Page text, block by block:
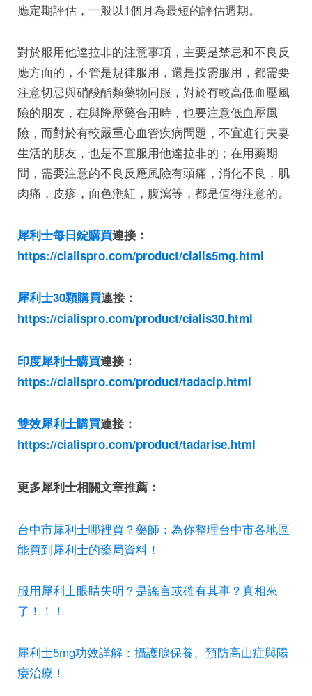
應定期評估，一般以1個月為最短的評估週期。
對於服用他達拉非的注意事項，主要是禁忌和不良反
應方面的，不管是規律服用，還是按需服用，都需要
注意切忌與硝酸酯類藥物同服，對於有較高低血壓風
險的朋友，在與降壓藥合用時，也要注意低血壓風
險，而對於有較嚴重心血管疾病問題，不宜進行夫妻
生活的朋友，也是不宜服用他達拉非的；在用藥期
間，需要注意的不良反應風險有頭痛，消化不良，肌
肉痛，皮疹，面色潮紅，腹瀉等，都是值得注意的。
犀利士每日錠購買連接：
https://cialispro.com/product/cialis5mg.html
犀利士30顆購買連接：
https://cialispro.com/product/cialis30.html
印度犀利士購買連接：
https://cialispro.com/product/tadacip.html
雙效犀利士購買連接：
https://cialispro.com/product/tadarise.html
更多犀利士相關文章推薦：
台中市犀利士哪裡買？藥師：為你整理台中市各地區
能買到犀利士的藥局資料！
服用犀利士眼睛失明？是謠言或確有其事？真相來
了！！！
犀利士5mg功效詳解：攝護腺保養、預防高山症與陽
痿治療！